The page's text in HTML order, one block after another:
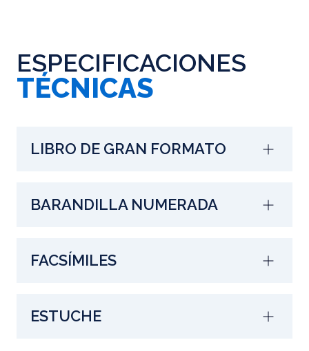
ESPECIFICACIONES
TÉCNICAS
LIBRO DE GRAN FORMATO
BARANDILLA NUMERADA
FACSÍMILES
ESTUCHE